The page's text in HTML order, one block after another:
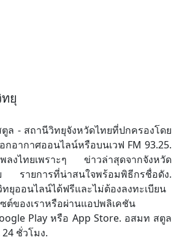
ยุ
ตูล - สถานีวิทยุจังหวัดไทยที่ปกครองโดย
อากาศออนไลน์หรือบนเวฟ FM 93.25.
ลงไทยเพราะๆ ข่าวล่าสุดจากจังหวัด
รายการที่น่าสนใจพร้อมพิธีกรชื่อดัง.
ยุออนไลน์ได้ฟรีและไม่ต้องลงทะเบียน
ต์ของเราหรือผ่านแอปพลิเคชัน
Play หรือ App Store. อสมท สตูล
ชั่วโมง.